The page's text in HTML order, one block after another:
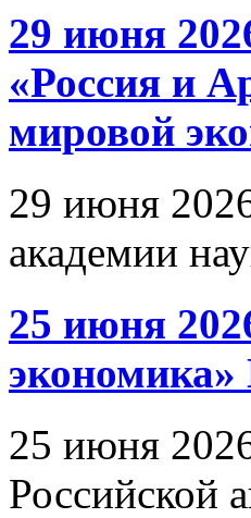
29 июня
«Россия и
мировой
29 июня
академии
25 июня
25 июня
Российской